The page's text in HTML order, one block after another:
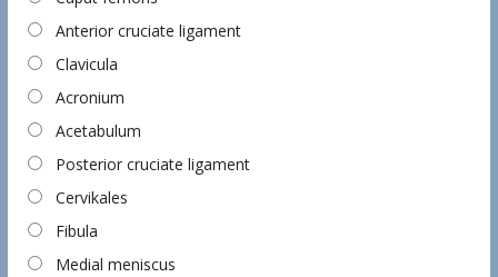
Anterior cruciate ligament
Clavicula
Acronium
Acetabulum
Posterior cruciate ligament
Cervikales
Fibula
Medial meniscus